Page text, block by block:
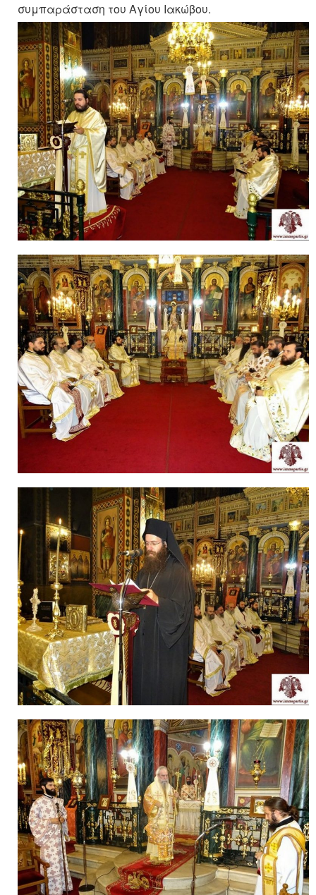
συμπαράσταση του Αγίου Ιακώβου.